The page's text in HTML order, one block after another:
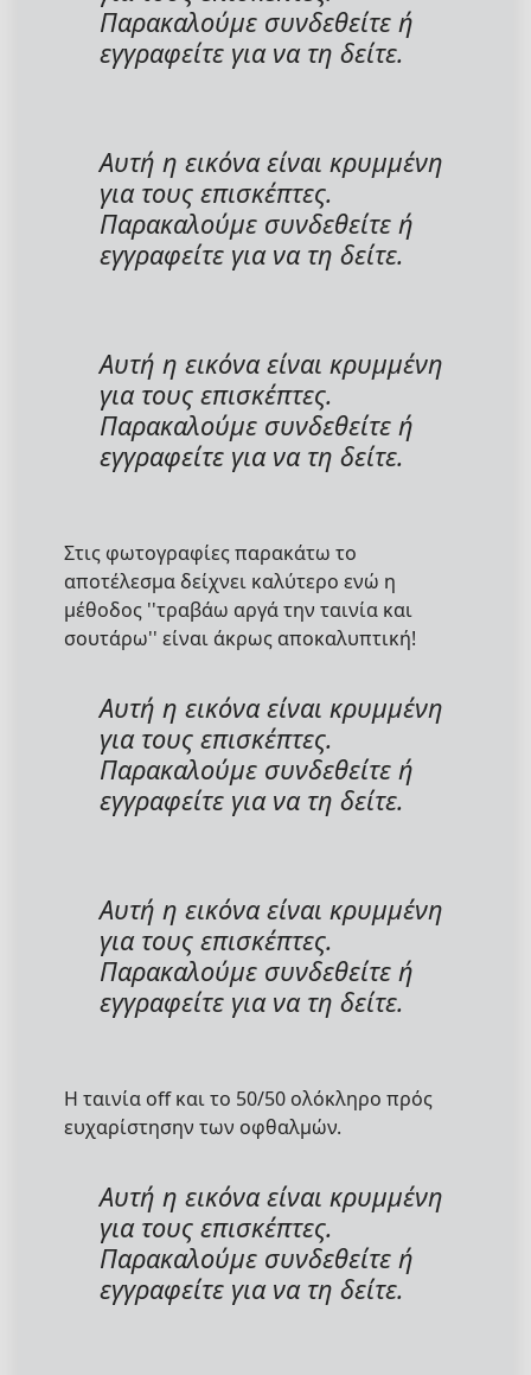
Παρακαλούμε συνδεθείτε ή
εγγραφείτε για να τη δείτε.
Αυτή η εικόνα είναι κρυμμένη
για τους επισκέπτες.
Παρακαλούμε συνδεθείτε ή
εγγραφείτε για να τη δείτε.
Αυτή η εικόνα είναι κρυμμένη
για τους επισκέπτες.
Παρακαλούμε συνδεθείτε ή
εγγραφείτε για να τη δείτε.
Στις φωτογραφίες παρακάτω το
αποτέλεσμα δείχνει καλύτερο ενώ η
μέθοδος ''τραβάω αργά την ταινία και
σουτάρω'' είναι άκρως αποκαλυπτική!
Αυτή η εικόνα είναι κρυμμένη
για τους επισκέπτες.
Παρακαλούμε συνδεθείτε ή
εγγραφείτε για να τη δείτε.
Αυτή η εικόνα είναι κρυμμένη
για τους επισκέπτες.
Παρακαλούμε συνδεθείτε ή
εγγραφείτε για να τη δείτε.
Η ταινία off και το 50/50 ολόκληρο πρός
ευχαρίστησην των οφθαλμών.
Αυτή η εικόνα είναι κρυμμένη
για τους επισκέπτες.
Παρακαλούμε συνδεθείτε ή
εγγραφείτε για να τη δείτε.